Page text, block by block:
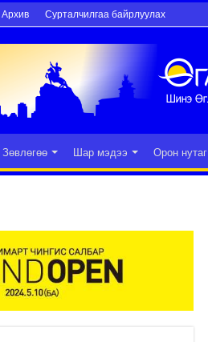
Архив Сурталчилгаа байрлуулах
Зөвлөгөө Шар мэдээ Орон нутаг